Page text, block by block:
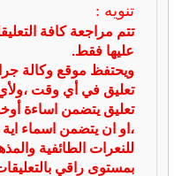
تنويه :
تتم مراجعة كافة
عليها فقط.
ويحتفظ موقع وكالة
تعليق في أي وقت
تعليق يتضمن اساءة
،او ان يتضمن اسماء
للنعرات الطائفية
بمستوى راقي